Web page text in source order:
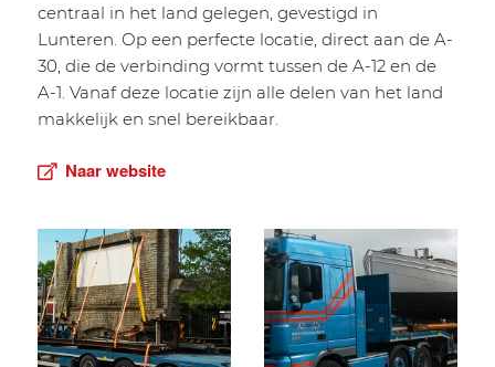
centraal in het land gelegen, gevestigd in
Lunteren. Op een perfecte locatie, direct aan de A-
30, die de verbinding vormt tussen de A-12 en de
A-1. Vanaf deze locatie zijn alle delen van het land
makkelijk en snel bereikbaar.
Naar website